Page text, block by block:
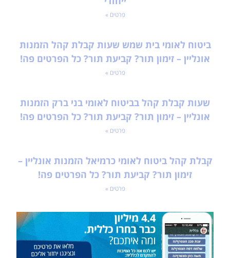
פרטים »
ביטוח לאומי בית שמש שעות קבלת קהל הזמנות
אונליין – זימון תור? קביעת תור? כל הפרטים פה!
פרטים »
שעות קבלת קהל בביטוח לאומי בני ברק הזמנות
אונליין – זימון תור? קביעת תור? כל הפרטים פה!
פרטים »
קבלת קהל ביטוח לאומי כרמיאל הזמנות אונליין –
זימון תור? קביעת תור? כל הפרטים פה!
פרטים »